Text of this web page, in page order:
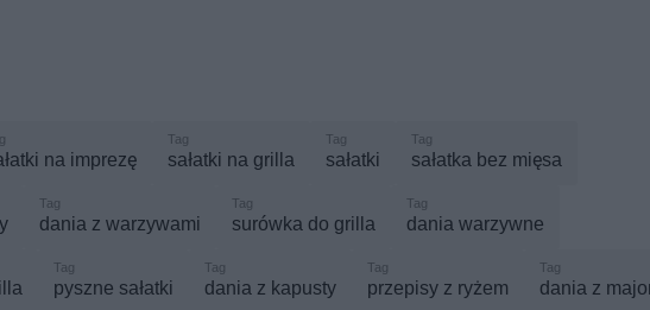
na imprezę sałatki na grilla sałatki sałatka bez mięsa
dania z warzywami surówka do grilla dania warzywne
pyszne sałatki dania z kapusty przepisy z ryżem dania z